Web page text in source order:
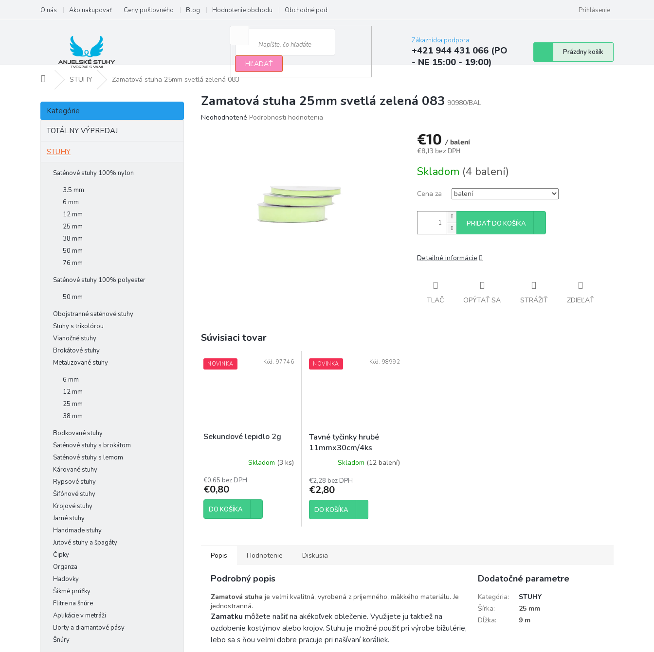
obsah
O nás Ako nakupovať Ceny poštovného Blog Hodnotenie obchodu Obchodné podmienky Najčastejšie otázky a odpovede
Prihlásenie
HĽADAŤ
Zákaznícka podpora:
+421 944 431 066 (PO
- NE 15:00 - 19:00)
Nákupný
košík
Prázdny košík
DomovSTUHY Zamatová stuha 25mm svetlá zelená 083
B
č
Preskočiť
kategórie
Kategórie
TOTÁLNY VÝPREDAJ
STUHY
Saténové stuhy 100% nylon
3.5 mm
6 mm
12 mm
25 mm
38 mm
50 mm
76 mm
Saténové stuhy 100% polyester
50 mm
Obojstranné saténové stuhy
Stuhy s trikolórou
Vianočné stuhy
Brokátové stuhy
Metalizované stuhy
6 mm
12 mm
25 mm
38 mm
Bodkované stuhy
Saténové stuhy s brokátom
Saténové stuhy s lemom
Kárované stuhy
Rypsové stuhy
Šifónové stuhy
Krojové stuhy
Jarné stuhy
Handmade stuhy
Jutové stuhy a špagáty
Čipky
Organza
Hadovky
Šikmé prúžky
Flitre na šnúre
Aplikácie v metráži
Borty a diamantové pásy
Šnúry
Zamatová stuha 25mm svetlá zelená 083 90980/BAL
Priemerné
Neohodnotené Podrobnosti hodnotenia
€10 / balení
€8,13 bez DPH
cena:
Skladom (4 balení)
Cena za
PRIDAŤ DO KOŠÍKA
Detailné informácie
TLAČ OPÝTAŤ SA STRÁŽIŤ ZDIEĽAŤ
Súvisiaci tovar
NOVINKA
Sekundové lepidlo 2g
Skladom (3 ks)
€0,65 bez DPH
€0,80
DO KOŠÍKA
Kód: 97746 NOVINKA
Tavné tyčinky hrubé
11mmx30cm/4ks
Skladom (12 balení)
€2,28 bez DPH
€2,80
DO KOŠÍKA
Kód: 98992
Popis Hodnotenie Diskusia
Podrobný popis
Zamatová stuha je veľmi kvalitná, vyrobená z príjemného, mäkkého materiálu. Je
jednostranná.
Zamatku môžete našiť na akékoľvek oblečenie. Využijete ju taktiež na
ozdobenie kostýmov alebo krojov. Stuhu je možné použiť pri výrobe bižutérie,
lebo sa s ňou veľmi dobre pracuje pri našívaní koráliek.
Dodatočné parametre
Kategória:
STUHY
Šírka:
25 mm
Dĺžka: 9 m